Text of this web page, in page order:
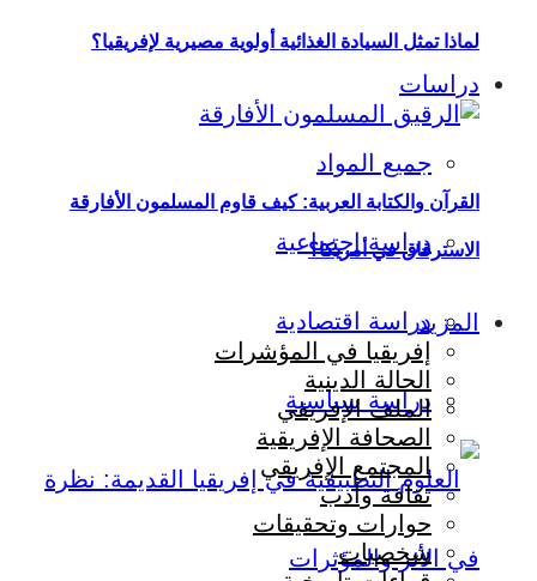
دراسات
جميع المواد
دراسة اجتماعية
دراسة اقتصادية
دراسة سياسية
لماذا تمثل السيادة الغذائية أولوية مصيرية لإفريقيا؟
القرآن والكتابة العربية: كيف قاوم المسلمون الأفارقة
الاسترقاق في أمريكا؟
المزيد
إفريقيا في المؤشرات
الحالة الدينية
الملف الإفريقي
الصحافة الإفريقية
المجتمع الإفريقي
ثقافة وأدب
حوارات وتحقيقات
شخصيات